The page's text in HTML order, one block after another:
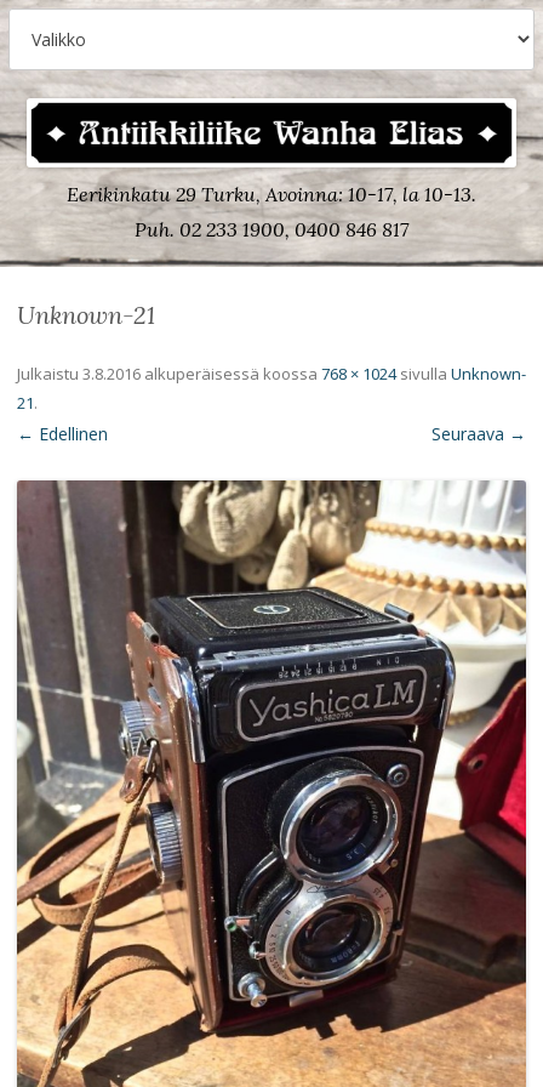
Eerikinkatu 29 Turku, Avoinna: 10-17, la 10-13.
Puh. 02 233 1900, 0400 846 817
Unknown-21
Julkaistu 3.8.2016 alkuperäisessä koossa 768 × 1024sivulla Unknown-
21.
← Edellinen Seuraava →